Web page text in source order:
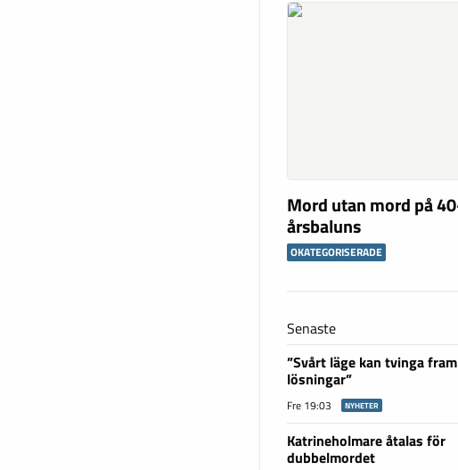
Mord utan mord på
årsbaluns
OKATEGORISERADE
Senaste
”Svårt läge kan tvinga
lösningar”
Fre 19:03 NYHETER
Katrineholmare åtalas för
dubbelmordet